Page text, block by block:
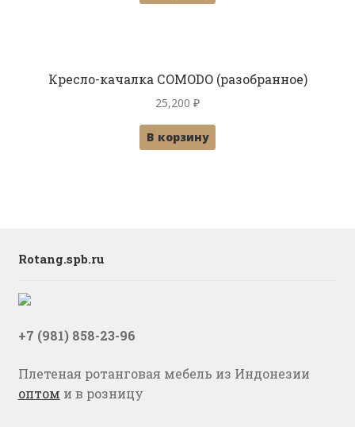
Кресло-качалка СOMODO (разобранное)
25,200 ₽
В корзину
Rotang.spb.ru
+7 (981) 858-23-96
Плетеная ротанговая мебель из Индонезии
оптом и в розницу